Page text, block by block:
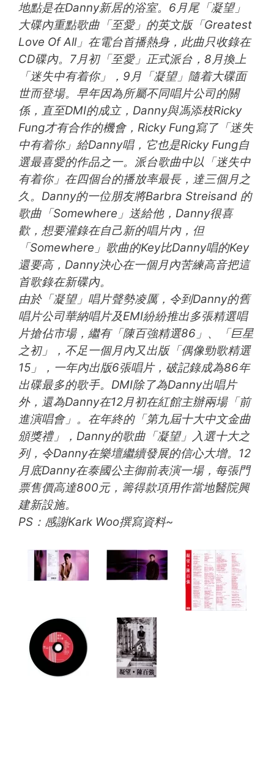
地點是在Danny新居的浴室。6月尾「凝望」
大碟內重點歌曲「至愛」的英文版「Greatest
Love Of All」在電台首播熱身，此曲只收錄在
CD碟內。7月初「至愛」正式派台，8月換上
「迷失中有着你」，9月「凝望」隨着大碟面
世而登場。早年因為所屬不同唱片公司的關
係，直至DMI的成立，Danny與馮添枝Ricky
Fung才有合作的機會，Ricky Fung寫了「迷失
中有着你」給Danny唱，它也是Ricky Fung自
選最喜愛的作品之一。派台歌曲中以「迷失中
有着你」在四個台的播放率最長，達三個月之
久。Danny的一位朋友將Barbra Streisand 的
歌曲「Somewhere」送給他，Danny很喜
歡，想要灌錄在自己新的唱片內，但
「Somewhere」歌曲的Key比Danny唱的Key
還要高，Danny決心在一個月內苦練高音把這
首歌錄在新碟內。
由於「凝望」唱片聲勢凌厲，令到Danny的舊
唱片公司華納唱片及EMI紛紛推出多張精選唱
片搶佔市場，繼有「陳百強精選86」、「巨星
之初」，不足一個月內又出版「偶像勁歌精選
15」，一年內出版6張唱片，破記錄成為86年
出碟最多的歌手。DMI除了為Danny出唱片
外，還為Danny在12月初在紅館主辦兩場「前
進演唱會」。在年終的「第九屆十大中文金曲
頒獎禮」，Danny的歌曲「凝望」入選十大之
列，令Danny在樂壇繼續發展的信心大增。12
月底Danny在泰國公主御前表演一場，每張門
票售價高達800元，籌得款項用作當地醫院興
建新設施。
PS：感謝Kark Woo撰寫資料~